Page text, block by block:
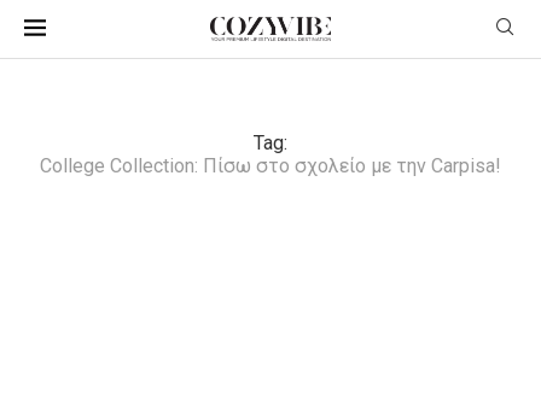
Tag:
College Collection: Πίσω στο σχολείο με την Carpisa!